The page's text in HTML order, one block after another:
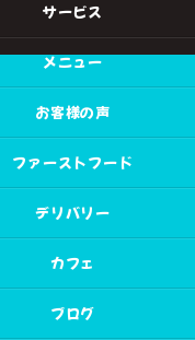
サービス
メニュー
お客様の声
ファーストフード
デリバリー
カフェ
ブログ